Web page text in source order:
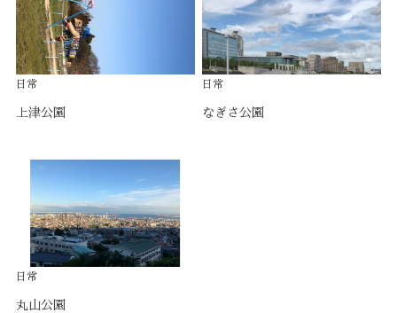
日常
上津公園
日常
なぎさ公園
日常
丸山公園